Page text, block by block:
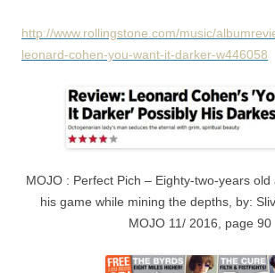
http://www.rollingstone.com/music/
leonard-cohen-you-want-it-darker-w446058
MOJO : Perfect Pich – Eighty-two-years
his game while mining the depths, by:
MOJO 11/ 2016, page 90